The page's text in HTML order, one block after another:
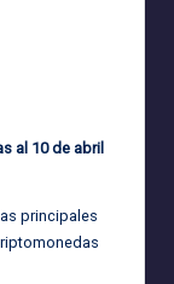
al 10 de abril
principales